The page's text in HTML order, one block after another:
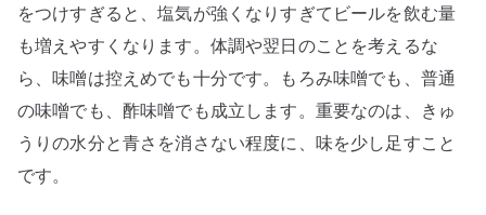
をつけすぎると、塩気が強くなりすぎてビールを飲む量
も増えやすくなります。体調や翌日のことを考えるな
ら、味噌は控えめでも十分です。もろみ味噌でも、普通
の味噌でも、酢味噌でも成立します。重要なのは、きゅ
うりの水分と青さを消さない程度に、味を少し足すこと
です。